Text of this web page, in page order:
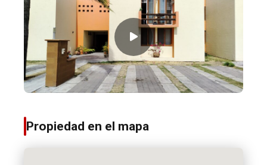
Propiedad en el mapa